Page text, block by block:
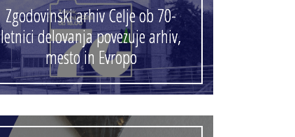
Zgodovinski arhiv Celje ob 70-
letnici delovanja povezuje arhiv,
mesto in Evropo